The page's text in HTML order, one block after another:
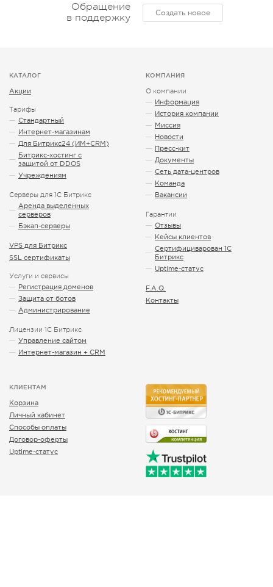
Обращение
в поддержку
Создать новое
КАТАЛОГ
Акции
Тарифы
Стандартный
Интернет-магазинам
Для Битрикс24 (ИМ+CRM)
Битрикс-хостинг с
защитой от DDOS
Учреждениям
Серверы для 1С Битрикс
Аренда выделенных
серверов
Бэкап-серверы
VPS для Битрикс
SSL сертификаты
Услуги и сервисы
Регистрация доменов
Защита от ботов
Администрирование
Лицензии 1С Битрикс
Управление сайтом
Интернет-магазин + CRM
КОМПАНИЯ
О компании
Информация
История компании
Миссия
Новости
Пресс-кит
Документы
Сеть дата-центров
Команда
Вакансии
Гарантии
Отзывы
Кейсы клиентов
Сертифициварован 1С
Битрикс
Uptime-статус
F.A.Q.
Контакты
КЛИЕНТАМ
Корзина
Личный кабинет
Способы оплаты
Договор-оферты
Uptime-статус